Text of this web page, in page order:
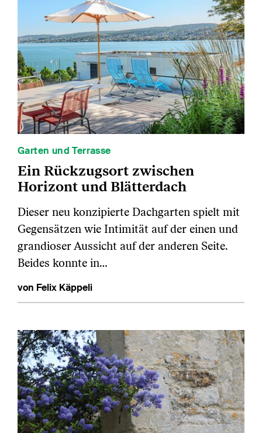
Garten und Terrasse
Ein Rückzugsort zwischen
Horizont und Blätterdach
Dieser neu konzipierte Dachgarten spielt mit
Gegensätzen wie Intimität auf der einen und
grandioser Aussicht auf der anderen Seite.
Beides konnte in…
von Felix Käppeli